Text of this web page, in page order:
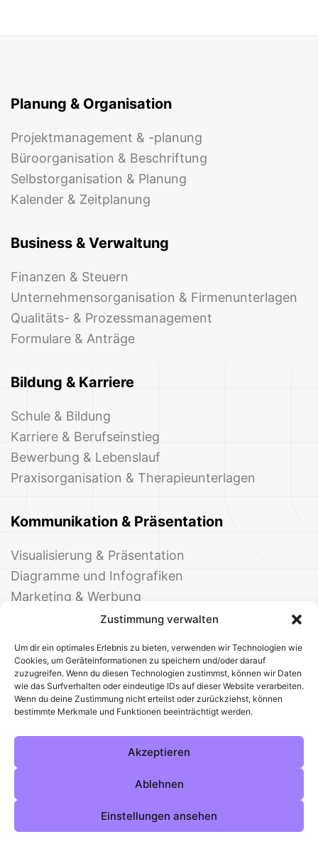
Zustimmung verwalten
Um dir ein optimales Erlebnis zu bieten, verwenden wir Technologien wie
Cookies, um Geräteinformationen zu speichern und/oder darauf
zuzugreifen. Wenn du diesen Technologien zustimmst, können wir Daten
wie das Surfverhalten oder eindeutige IDs auf dieser Website verarbeiten.
Wenn du deine Zustimmung nicht erteilst oder zurückziehst, können
bestimmte Merkmale und Funktionen beeinträchtigt werden.
Akzeptieren
Ablehnen
Einstellungen ansehen
Planung & Organisation
Projektmanagement & -planung
Büroorganisation & Beschriftung
Selbstorganisation & Planung
Kalender & Zeitplanung
Business & Verwaltung
Finanzen & Steuern
Unternehmensorganisation & Firmenunterlagen
Qualitäts- & Prozessmanagement
Formulare & Anträge
Bildung & Karriere
Schule & Bildung
Karriere & Berufseinstieg
Bewerbung & Lebenslauf
Praxisorganisation & Therapieunterlagen
Kommunikation & Präsentation
Visualisierung & Präsentation
Diagramme und Infografiken
Marketing & Werbung
Events & Einladungen
© 2025 Deine Welt der Office-Vorlagen
Alle VorlagenÜber unsKontakt
DatenschutzCookies